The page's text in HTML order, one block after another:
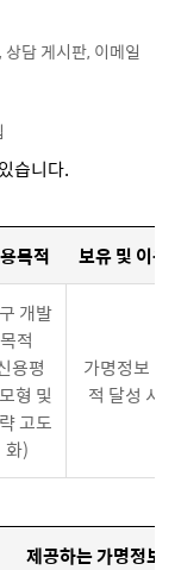
담 게시판, 이메일
습니다.
목적 보유 및 이용
개발
목적
용평
형 및
고도
화)
가명정보 이
적 달성 시
제공하는 가명정보